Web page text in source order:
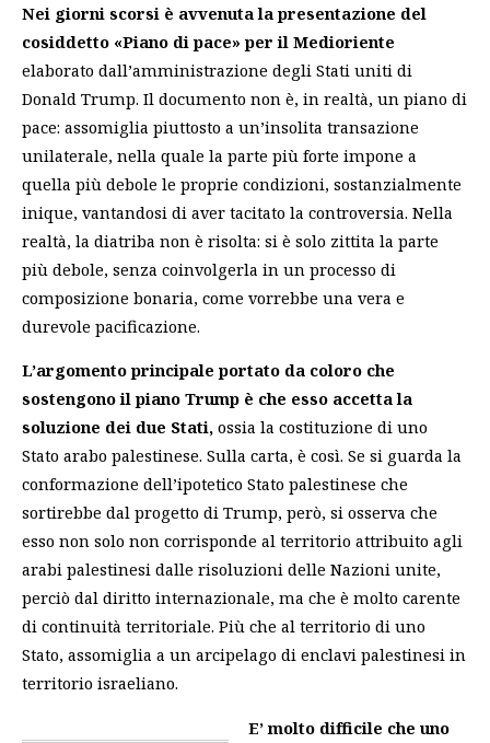
Nei giorni scorsi è avvenuta la presentazione del
cosiddetto «Piano di pace» per il Medioriente
elaborato dall’amministrazione degli Stati uniti di
Donald Trump. Il documento non è, in realtà, un piano di
pace: assomiglia piuttosto a un’insolita transazione
unilaterale, nella quale la parte più forte impone a
quella più debole le proprie condizioni, sostanzialmente
inique, vantandosi di aver tacitato la controversia. Nella
realtà, la diatriba non è risolta: si è solo zittita la parte
più debole, senza coinvolgerla in un processo di
composizione bonaria, come vorrebbe una vera e
durevole pacificazione.
L’argomento principale portato da coloro che
sostengono il piano Trump è che esso accetta la
soluzione dei due Stati, ossia la costituzione di uno
Stato arabo palestinese. Sulla carta, è così. Se si guarda la
conformazione dell’ipotetico Stato palestinese che
sortirebbe dal progetto di Trump, però, si osserva che
esso non solo non corrisponde al territorio attribuito agli
arabi palestinesi dalle risoluzioni delle Nazioni unite,
perciò dal diritto internazionale, ma che è molto carente
di continuità territoriale. Più che al territorio di uno
Stato, assomiglia a un arcipelago di enclavi palestinesi in
territorio israeliano.
E’ molto difficile che uno